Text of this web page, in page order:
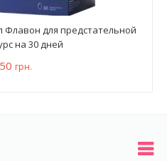
Флавон для предстательной
на 30 дней
грн.